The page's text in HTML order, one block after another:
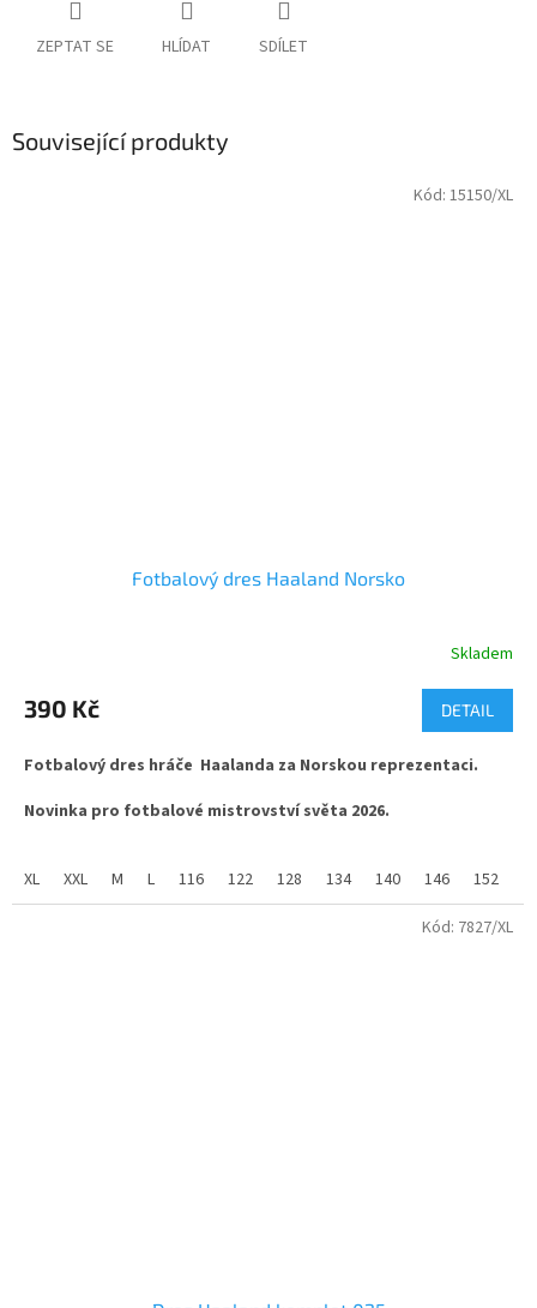
ZEPTAT SE HLÍDAT SDÍLET
Související produkty
Fotbalový dres Haaland Norsko
produktu
je
z
hvězdiček.
Skladem
390 Kč DETAIL
Fotbalový dres hráče Haalanda za Norskou reprezentaci.
Novinka pro fotbalové mistrovství světa 2026.
změkčující látky mash. vhodné pro sport i běžné nošení.
XL XXL M L 116 122 128 134 140 146 152
Kód: 15150/XL
Kód: 7827/XL